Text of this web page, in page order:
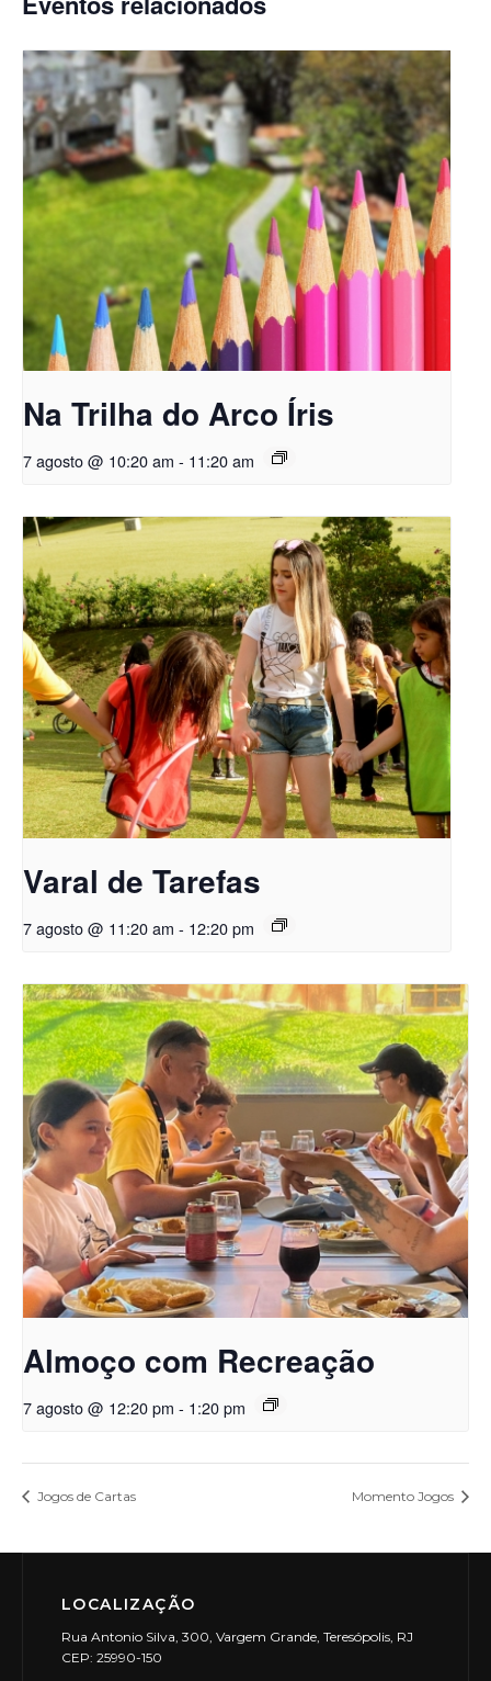
Na Trilha do Arco Íris
7 agosto @ 10:20 am - 11:20 am
Varal de Tarefas
7 agosto @ 11:20 am - 12:20 pm
Almoço com Recreação
7 agosto @ 12:20 pm - 1:20 pm
Jogos de Cartas Momento Jogos
LOCALIZAÇÃO
Rua Antonio Silva, 300, Vargem Grande, Teresópolis, RJ
CEP: 25990-150